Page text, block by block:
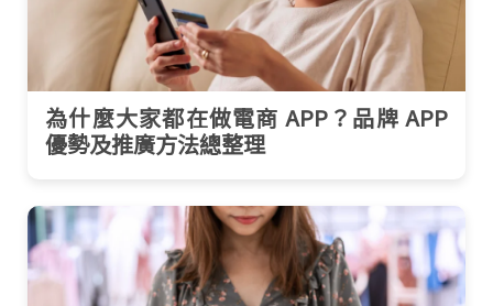
為什麼大家都在做電商 APP？品牌 APP
優勢及推廣方法總整理